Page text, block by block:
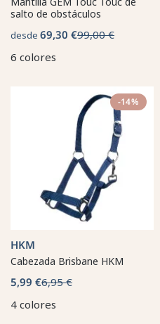
salto de obstáculos
desde 69,30 €99,00 €
6 colores
-14%
HKM
Cabezada Brisbane HKM
5,99 €6,95 €
4 colores